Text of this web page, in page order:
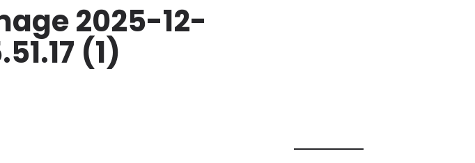
2025-12-
(1)